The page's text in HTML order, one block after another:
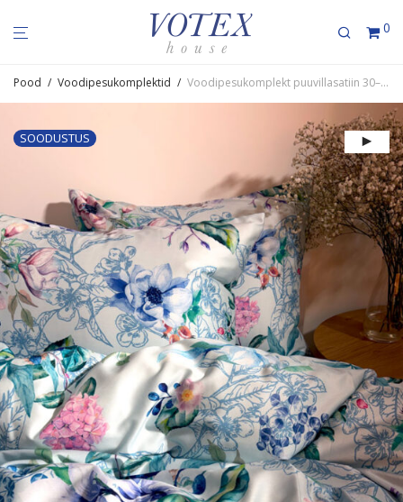
0
Pood / Voodipesukomplektid / Voodi­pe­su­komplekt puuvil­la­satiin 30–8856 BlueGarden
SOODUSTUS